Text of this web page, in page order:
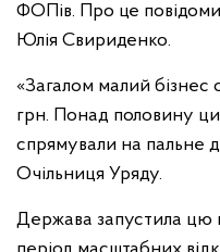
ФОПів. Про це
Юлія Свириденко.
«Загалом малий
грн. Понад половину
спрямували на пальне
Очільниця Уряду.
Держава запустила цю